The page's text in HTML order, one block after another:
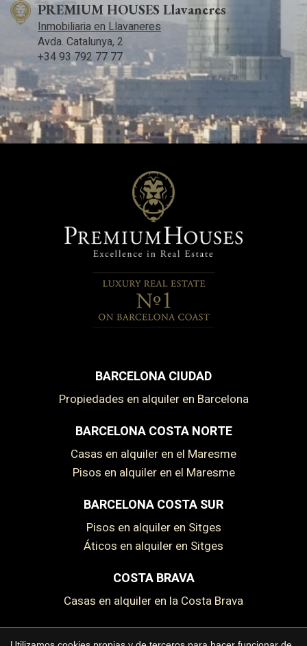
PREMIUM HOUSES Llavaneres
Inmobiliaria en Llavaneres
Avda. Catalunya, 2
+34 93 792 77 77
BARCELONA CIUDAD
Propiedades en alquiler en Barcelona
BARCELONA COSTA NORTE
Casas en alquiler en el Maresme
Pisos en alquiler en el Maresme
BARCELONA COSTA SUR
Pisos en alquiler en Sitges
Áticos en alquiler en Sitges
COSTA BRAVA
Casas en alquiler en la Costa Brava